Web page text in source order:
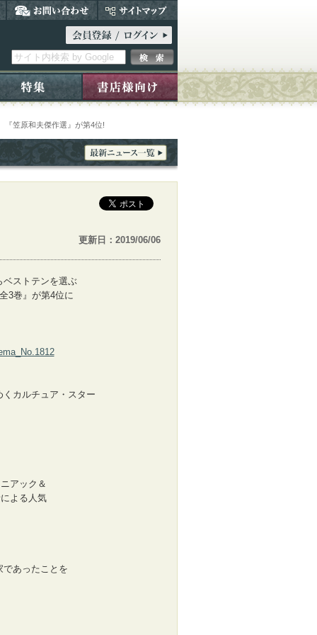
『笠原和夫傑作選』が第4位!
更新日：2019/06/06
ストテンを選ぶ
3巻』が第4位に
カルチュア・スター
アック＆
よる人気
あったことを